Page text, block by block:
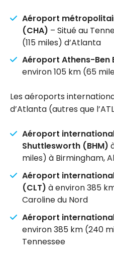
Aéroport
(CHA) – Situé au
(115 miles) d’Atlanta
Aéroport Athens-Ben
environ 105 km (65
Les aéroports
d’Atlanta (autres que
Aéroport
Shuttlesworth (BHM)
miles) à Birmingham,
Aéroport
(CLT) à environ 385
Caroline du Nord
Aéroport
environ 385 km (240
Tennessee